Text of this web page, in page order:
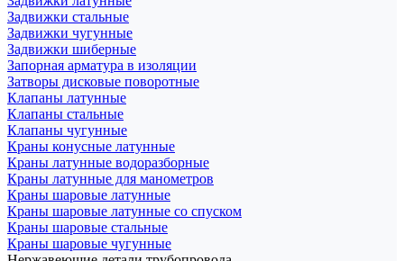
Задвижки стальные
Задвижки чугунные
Задвижки шиберные
Запорная арматура в изоляции
Затворы дисковые поворотные
Клапаны латунные
Клапаны стальные
Клапаны чугунные
Краны конусные латунные
Краны латунные водоразборные
Краны латунные для манометров
Краны шаровые латунные
Краны шаровые латунные со спуском
Краны шаровые стальные
Краны шаровые чугунные